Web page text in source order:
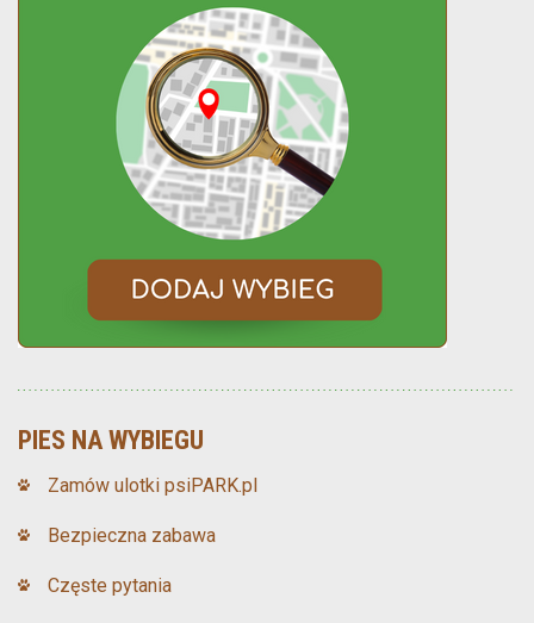
PIES NA WYBIEGU
Zamów ulotki psiPARK.pl
Bezpieczna zabawa
Częste pytania